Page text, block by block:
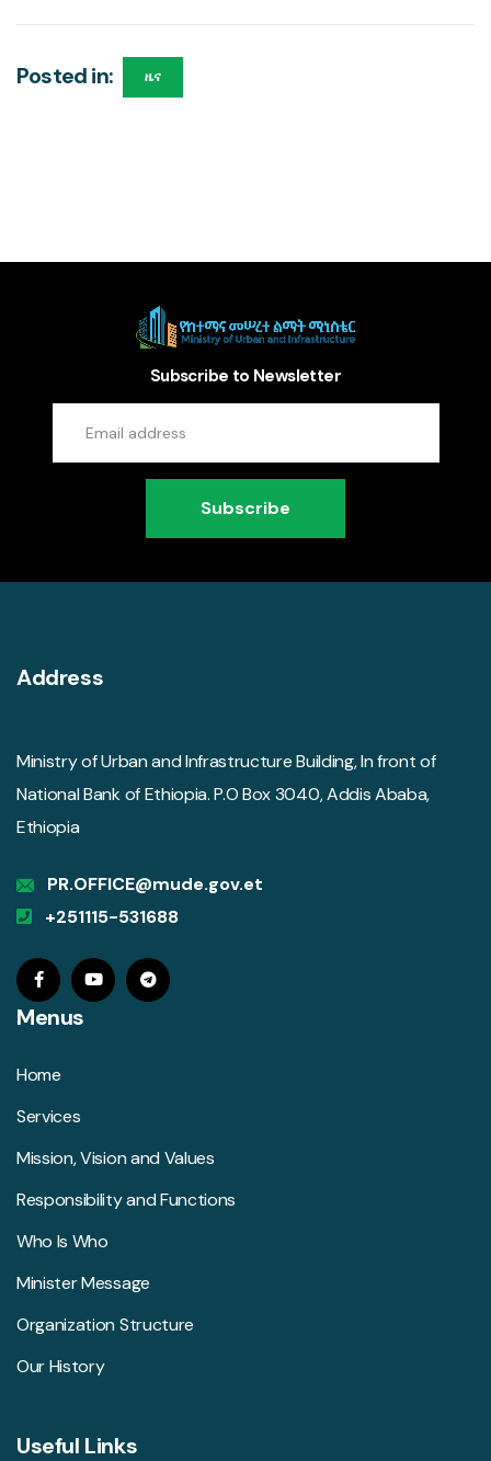
Posted in: ዜና
Subscribe to Newsletter
Subscribe
Address
Ministry of Urban and Infrastructure Building, In front of
National Bank of Ethiopia. P.O Box 3040, Addis Ababa,
Ethiopia
PR.OFFICE@mude.gov.et
+251115-531688
Menus
Home
Services
Mission, Vision and Values
Responsibility and Functions
Who Is Who
Minister Message
Organization Structure
Our History
Useful Links